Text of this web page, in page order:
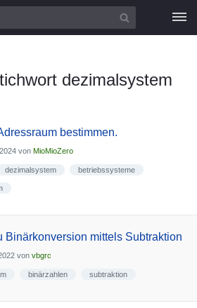
dezimalsystem
bestimmen.
von MioMioZero
dezimalsystem betriebssysteme
Binärkonversion mittels Subtraktion
von vbgrc
binärzahlen subtraktion